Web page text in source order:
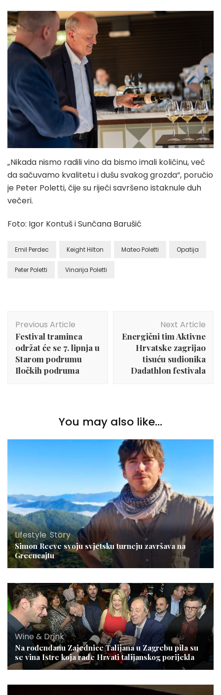
„Nikada nismo radili vino da bismo imali količinu, već
da sačuvamo kvalitetu i dušu svakog grozda“, poručio
je Peter Poletti, čije su riječi savršeno istaknule duh
večeri.
Foto: Igor Kontuš i Sunčana Barušić
Emil Perdec Keight Hilton Mateo Poletti Opatija
Peter Poletti Vinarija Poletti
Navigation
Previous Article
Festival traminca
održat će se 7. lipnja u
Starom podrumu
Iločkih podruma
Next Article
Energični tim Aktivne
Hrvatske zagrijao
tisuću sudionika
Dadathlon festivala
You may also like...
Lifestyle,Story
Simon Reeve svoju svjetsku turneju završava na
Greencajtu
Wine & Drink
Na rođendanu Zajednice Talijana u Zagrebu pila su
se vina Istre koja rade Hrvati talijanskog porijekla